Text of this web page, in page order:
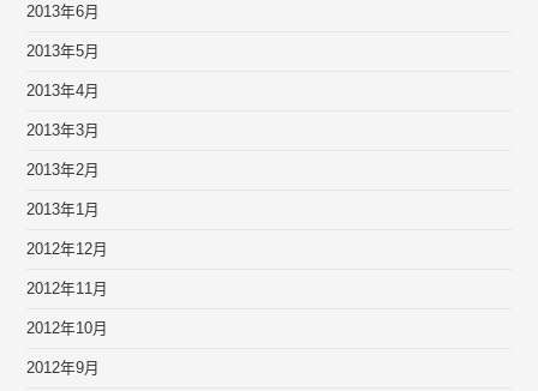
2013年6月
2013年5月
2013年4月
2013年3月
2013年2月
2013年1月
2012年12月
2012年11月
2012年10月
2012年9月